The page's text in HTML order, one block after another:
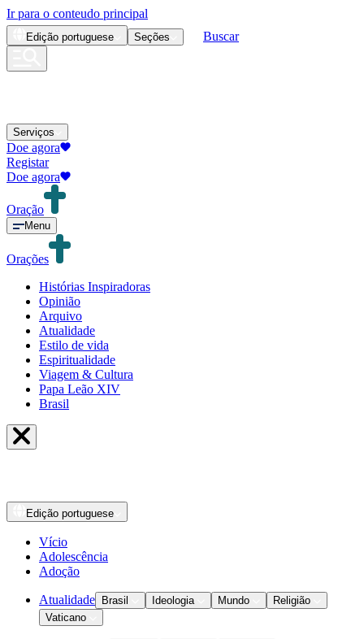
Ir para o conteudo principal
Edição portuguese Seções Buscar
Serviços
Doe agora
Registar
Doe agora
Oração
Menu
Orações
Histórias Inspiradoras
Opinião
Arquivo
Atualidade
Estilo de vida
Espiritualidade
Viagem & Cultura
Papa Leão XIV
Brasil
Edição portuguese
Vício
Adolescência
Adoção
Atualidade Brasil Ideologia Mundo
Religião
Vaticano